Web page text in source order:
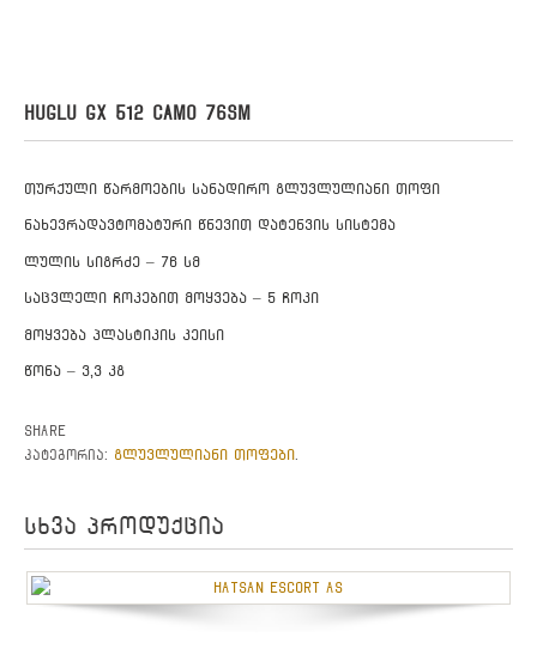
HUGLU GX 512 CAMO 76SM
თურქული წარმოების სანადირო გლუვლულიანი თოფი
ნახევრადავტომატური წნევით დატენვის სისტემა
ლულის სიგრძე – 76 სმ
საცვლელი ჩოკებით მოყვება – 5 ჩოკი
მოყვება პლასტიკის კეისი
წონა – 3,3 კგ
Share
კატეგორია: გლუვლულიანი თოფები
სხვა პროდუქცია